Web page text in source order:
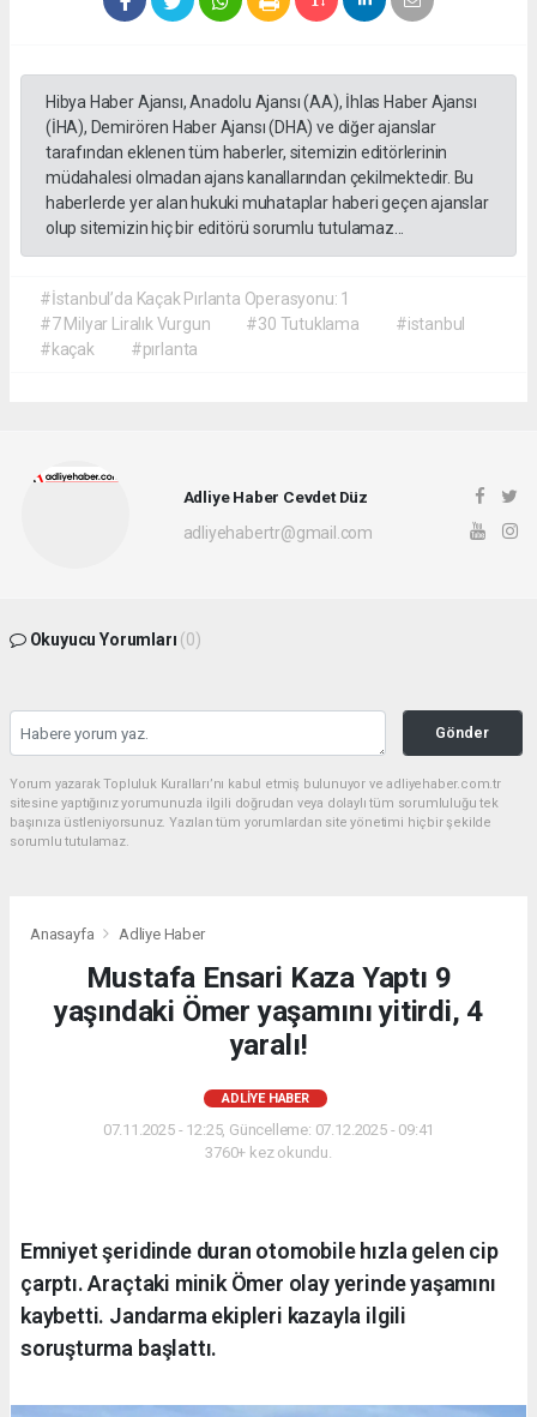
Hibya Haber Ajansı, Anadolu Ajansı (AA), İhlas Haber Ajansı
(İHA), Demirören Haber Ajansı (DHA) ve diğer ajanslar
tarafından eklenen tüm haberler, sitemizin editörlerinin
müdahalesi olmadan ajans kanallarından çekilmektedir. Bu
haberlerde yer alan hukuki muhataplar haberi geçen ajanslar
olup sitemizin hiç bir editörü sorumlu tutulamaz...
#İstanbul’da Kaçak Pırlanta Operasyonu: 1
#7 Milyar Liralık Vurgun
#30 Tutuklama
#istanbul
#kaçak
#pırlanta
Adliye Haber Cevdet Düz
adliyehabertr@gmail.com
Okuyucu Yorumları (0)
Gönder
Yorum yazarak Topluluk Kuralları’nı kabul etmiş bulunuyor ve adliyehaber.com.tr
sitesine yaptığınız yorumunuzla ilgili doğrudan veya dolaylı tüm sorumluluğu tek
başınıza üstleniyorsunuz. Yazılan tüm yorumlardan site yönetimi hiçbir şekilde
sorumlu tutulamaz.
Anasayfa Adliye Haber
Mustafa Ensari Kaza Yaptı 9
yaşındaki Ömer yaşamını yitirdi, 4
yaralı!
ADLIYE HABER
07.11.2025 - 12:25, Güncelleme: 07.12.2025 - 09:41
3760+ kez okundu.
Emniyet şeridinde duran otomobile hızla gelen cip
çarptı. Araçtaki minik Ömer olay yerinde yaşamını
kaybetti. Jandarma ekipleri kazayla ilgili
soruşturma başlattı.